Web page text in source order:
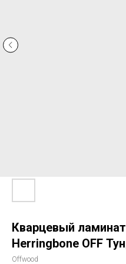
Кварцевый
Herringbone OFF
Offwood